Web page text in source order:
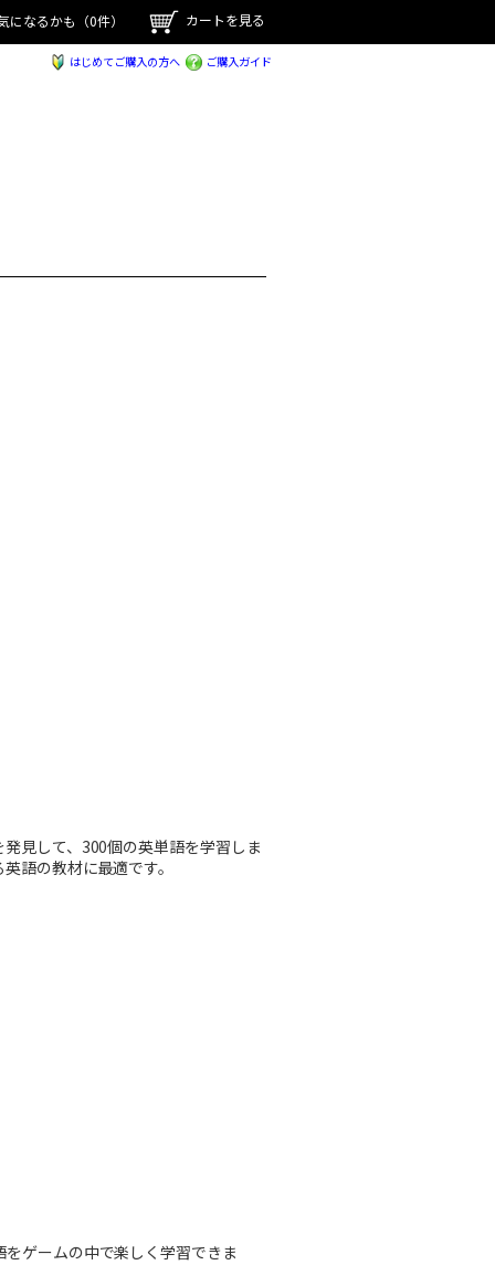
カートを見る
になるかも （0件）
はじめてご購入の方へ ご購入ガイド
見して、300個の英単語を学習しま
語の教材に最適です。
ゲームの中で楽しく学習できま